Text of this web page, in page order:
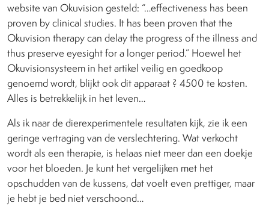
website van Okuvision gesteld: “…effectiveness has been
proven by clinical studies. It has been proven that the
Okuvision therapy can delay the progress of the illness and
thus preserve eyesight for a longer period.” Hoewel het
Okuvisionsysteem in het artikel veilig en goedkoop
genoemd wordt, blijkt ook dit apparaat ? 4500 te kosten.
Alles is betrekkelijk in het leven…
Als ik naar de dierexperimentele resultaten kijk, zie ik een
geringe vertraging van de verslechtering. Wat verkocht
wordt als een therapie, is helaas niet meer dan een doekje
voor het bloeden. Je kunt het vergelijken met het
opschudden van de kussens, dat voelt even prettiger, maar
je hebt je bed niet verschoond…